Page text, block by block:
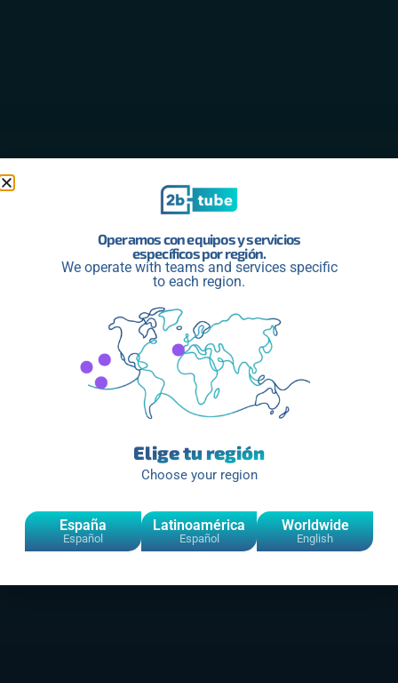
Operamos con equipos y servicios
específicos por región.
We operate with teams and services specific
to each region.
Elige tu región
Choose your region
España
Español
Latinoamérica
Español
Worldwide
English